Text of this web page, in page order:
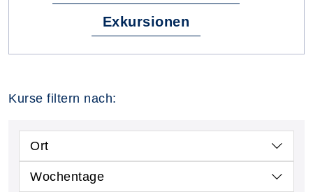
Exkursionen
Kurse filtern nach:
Ort
Wochentage